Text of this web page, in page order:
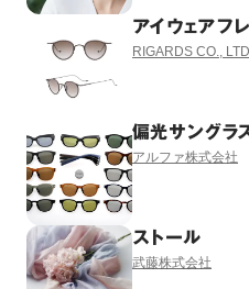
アイウェアフ
RIGARDS CO., LTD
偏光サングラ
アルファ株式会社
ストール
武藤株式会社